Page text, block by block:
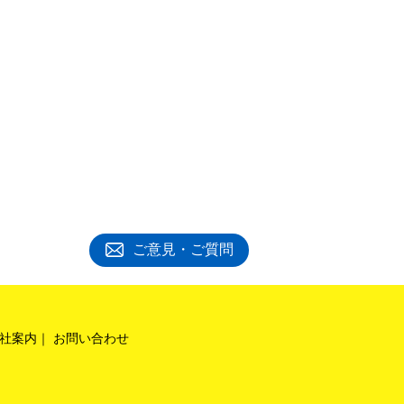
ご意見・ご質問
案内 お問い合わせ